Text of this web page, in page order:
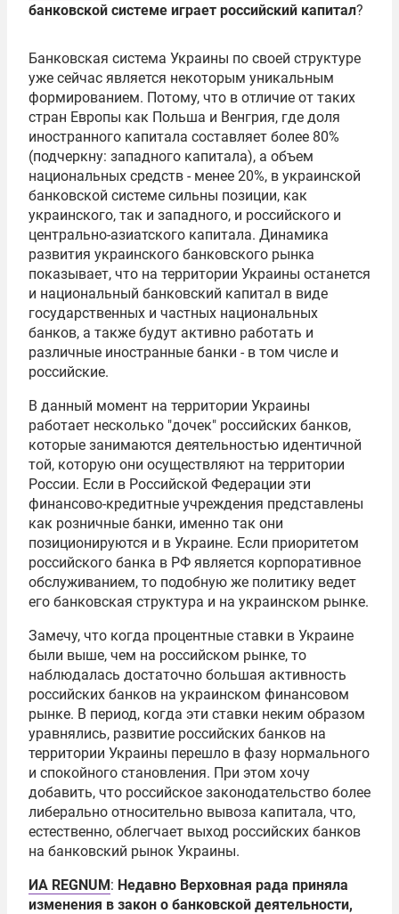
банковской системе играет российский капитал?
Банковская система Украины по своей структуре
уже сейчас является некоторым уникальным
формированием. Потому, что в отличие от таких
стран Европы как Польша и Венгрия, где доля
иностранного капитала составляет более 80%
(подчеркну: западного капитала), а объем
национальных средств - менее 20%, в украинской
банковской системе сильны позиции, как
украинского, так и западного, и российского и
центрально-азиатского капитала. Динамика
развития украинского банковского рынка
показывает, что на территории Украины останется
и национальный банковский капитал в виде
государственных и частных национальных
банков, а также будут активно работать и
различные иностранные банки - в том числе и
российские.
В данный момент на территории Украины
работает несколько "дочек" российских банков,
которые занимаются деятельностью идентичной
той, которую они осуществляют на территории
России. Если в Российской Федерации эти
финансово-кредитные учреждения представлены
как розничные банки, именно так они
позиционируются и в Украине. Если приоритетом
российского банка в РФ является корпоративное
обслуживанием, то подобную же политику ведет
его банковская структура и на украинском рынке.
Замечу, что когда процентные ставки в Украине
были выше, чем на российском рынке, то
наблюдалась достаточно большая активность
российских банков на украинском финансовом
рынке. В период, когда эти ставки неким образом
уравнялись, развитие российских банков на
территории Украины перешло в фазу нормального
и спокойного становления. При этом хочу
добавить, что российское законодательство более
либерально относительно вывоза капитала, что,
естественно, облегчает выход российских банков
на банковский рынок Украины.
ИА REGNUM: Недавно Верховная рада приняла
изменения в закон о банковской деятельности,